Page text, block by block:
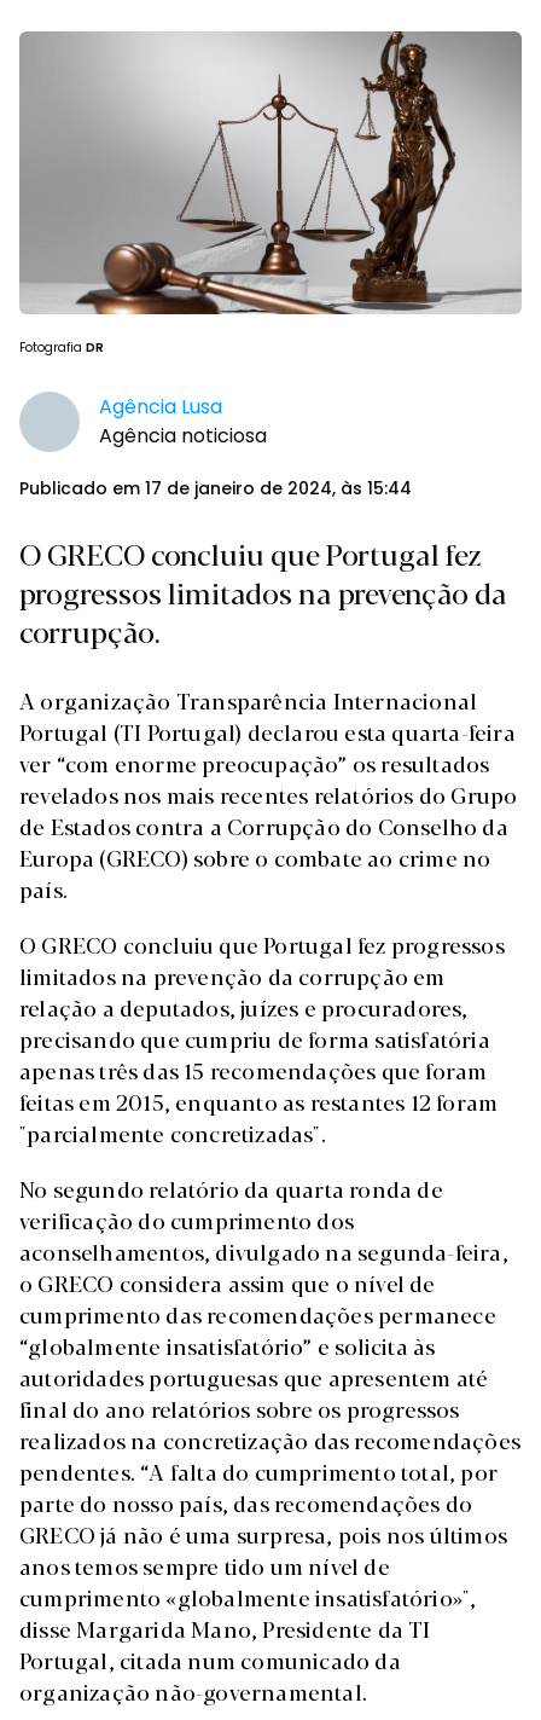
Fotografia DR
Agência Lusa
Agência noticiosa
Publicado em 17 de janeiro de 2024, às 15:44
O GRECO concluiu que Portugal fez
progressos limitados na prevenção da
corrupção.
A organização Transparência Internacional
Portugal (TI Portugal) declarou esta quarta-feira
ver “com enorme preocupação” os resultados
revelados nos mais recentes relatórios do Grupo
de Estados contra a Corrupção do Conselho da
Europa (GRECO) sobre o combate ao crime no
país.
O GRECO concluiu que Portugal fez progressos
limitados na prevenção da corrupção em
relação a deputados, juízes e procuradores,
precisando que cumpriu de forma satisfatória
apenas três das 15 recomendações que foram
feitas em 2015, enquanto as restantes 12 foram
"parcialmente concretizadas".
No segundo relatório da quarta ronda de
verificação do cumprimento dos
aconselhamentos, divulgado na segunda-feira,
o GRECO considera assim que o nível de
cumprimento das recomendações permanece
“globalmente insatisfatório” e solicita às
autoridades portuguesas que apresentem até
final do ano relatórios sobre os progressos
realizados na concretização das recomendações
pendentes. “A falta do cumprimento total, por
parte do nosso país, das recomendações do
GRECO já não é uma surpresa, pois nos últimos
anos temos sempre tido um nível de
cumprimento «globalmente insatisfatório»",
disse Margarida Mano, Presidente da TI
Portugal, citada num comunicado da
organização não-governamental.